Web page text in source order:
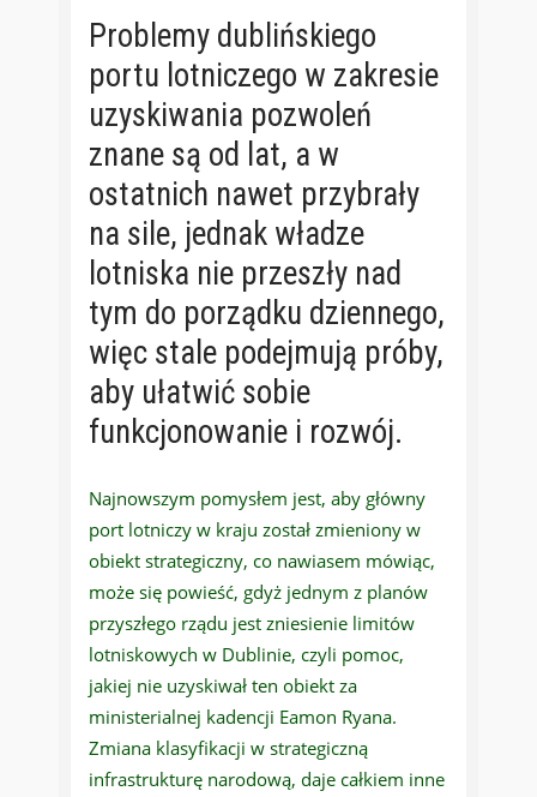
Problemy dublińskiego
portu lotniczego w zakresie
uzyskiwania pozwoleń
znane są od lat, a w
ostatnich nawet przybrały
na sile, jednak władze
lotniska nie przeszły nad
tym do porządku dziennego,
więc stale podejmują próby,
aby ułatwić sobie
funkcjonowanie i rozwój.
Najnowszym pomysłem jest, aby główny
port lotniczy w kraju został zmieniony w
obiekt strategiczny, co nawiasem mówiąc,
może się powieść, gdyż jednym z planów
przyszłego rządu jest zniesienie limitów
lotniskowych w Dublinie, czyli pomoc,
jakiej nie uzyskiwał ten obiekt za
ministerialnej kadencji Eamon Ryana.
Zmiana klasyfikacji w strategiczną
infrastrukturę narodową, daje całkiem inne